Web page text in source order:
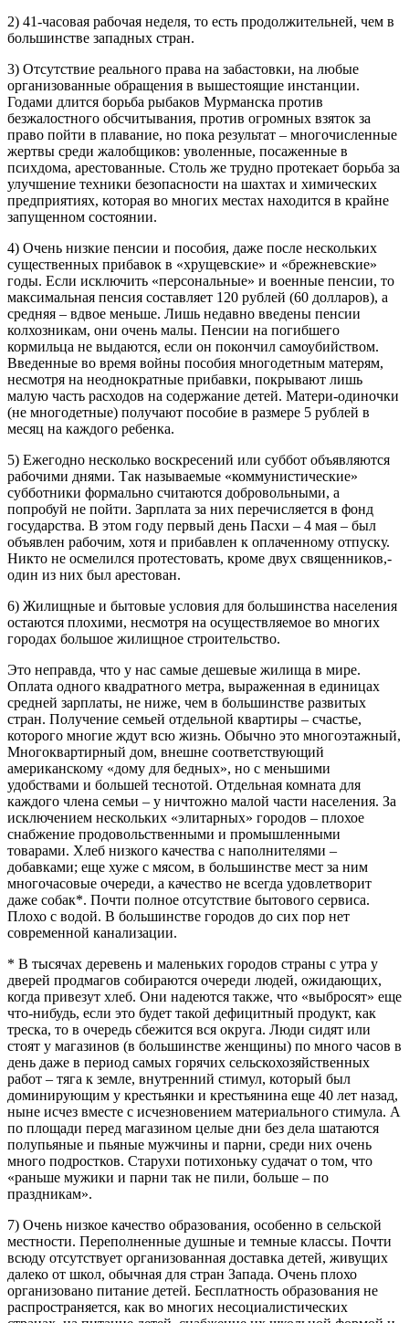
2) 41-часовая рабочая неделя, то есть продолжительней, чем в
большинстве западных стран.
3) Отсутствие реального права на забастовки, на любые
организованные обращения в вышестоящие инстанции.
Годами длится борьба рыбаков Мурманска против
безжалостного обсчитывания, против огромных взяток за
право пойти в плавание, но пока результат – многочисленные
жертвы среди жалобщиков: уволенные, посаженные в
психдома, арестованные. Столь же трудно протекает борьба за
улучшение техники безопасности на шахтах и химических
предприятиях, которая во многих местах находится в крайне
запущенном состоянии.
4) Очень низкие пенсии и пособия, даже после нескольких
существенных прибавок в «хрущевские» и «брежневские»
годы. Если исключить «персональные» и военные пенсии, то
максимальная пенсия составляет 120 рублей (60 долларов), а
средняя – вдвое меньше. Лишь недавно введены пенсии
колхозникам, они очень малы. Пенсии на погибшего
кормильца не выдаются, если он покончил самоубийством.
Введенные во время войны пособия многодетным матерям,
несмотря на неоднократные прибавки, покрывают лишь
малую часть расходов на содержание детей. Матери-одиночки
(не многодетные) получают пособие в размере 5 рублей в
месяц на каждого ребенка.
5) Ежегодно несколько воскресений или суббот объявляются
рабочими днями. Так называемые «коммунистические»
субботники формально считаются добровольными, а
попробуй не пойти. Зарплата за них перечисляется в фонд
государства. В этом году первый день Пасхи – 4 мая – был
объявлен рабочим, хотя и прибавлен к оплаченному отпуску.
Никто не осмелился протестовать, кроме двух священников,-
один из них был арестован.
6) Жилищные и бытовые условия для большинства населения
остаются плохими, несмотря на осуществляемое во многих
городах большое жилищное строительство.
Это неправда, что у нас самые дешевые жилища в мире.
Оплата одного квадратного метра, выраженная в единицах
средней зарплаты, не ниже, чем в большинстве развитых
стран. Получение семьей отдельной квартиры – счастье,
которого многие ждут всю жизнь. Обычно это многоэтажный,
Многоквартирный дом, внешне соответствующий
американскому «дому для бедных», но с меньшими
удобствами и большей теснотой. Отдельная комната для
каждого члена семьи – у ничтожно малой части населения. За
исключением нескольких «элитарных» городов – плохое
снабжение продовольственными и промышленными
товарами. Хлеб низкого качества с наполнителями –
добавками; еще хуже с мясом, в большинстве мест за ним
многочасовые очереди, а качество не всегда удовлетворит
даже собак*. Почти полное отсутствие бытового сервиса.
Плохо с водой. В большинстве городов до сих пор нет
современной канализации.
* В тысячах деревень и маленьких городов страны с утра у
дверей продмагов собираются очереди людей, ожидающих,
когда привезут хлеб. Они надеются также, что «выбросят» еще
что-нибудь, если это будет такой дефицитный продукт, как
треска, то в очередь сбежится вся округа. Люди сидят или
стоят у магазинов (в большинстве женщины) по много часов в
день даже в период самых горячих сельскохозяйственных
работ – тяга к земле, внутренний стимул, который был
доминирующим у крестьянки и крестьянина еще 40 лет назад,
ныне исчез вместе с исчезновением материального стимула. А
по площади перед магазином целые дни без дела шатаются
полупьяные и пьяные мужчины и парни, среди них очень
много подростков. Старухи потихоньку судачат о том, что
«раньше мужики и парни так не пили, больше – по
праздникам».
7) Очень низкое качество образования, особенно в сельской
местности. Переполненные душные и темные классы. Почти
всюду отсутствует организованная доставка детей, живущих
далеко от школ, обычная для стран Запада. Очень плохо
организовано питание детей. Бесплатность образования не
распространяется, как во многих несоциалистических